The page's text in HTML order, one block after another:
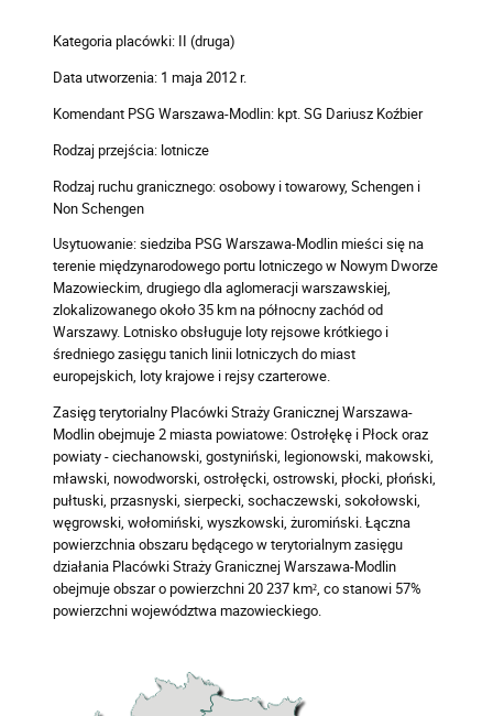
Kategoria placówki: II (druga)
Data utworzenia: 1 maja 2012 r.
Komendant PSG Warszawa-Modlin: kpt. SG Dariusz Koźbier
Rodzaj przejścia: lotnicze
Rodzaj ruchu granicznego: osobowy i towarowy, Schengen i
Non Schengen
Usytuowanie: siedziba PSG Warszawa-Modlin mieści się na
terenie międzynarodowego portu lotniczego w Nowym Dworze
Mazowieckim, drugiego dla aglomeracji warszawskiej,
zlokalizowanego około 35 km na północny zachód od
Warszawy. Lotnisko obsługuje loty rejsowe krótkiego i
średniego zasięgu tanich linii lotniczych do miast
europejskich, loty krajowe i rejsy czarterowe.
Zasięg terytorialny Placówki Straży Granicznej Warszawa-
Modlin obejmuje 2 miasta powiatowe: Ostrołękę i Płock oraz
powiaty - ciechanowski, gostyniński, legionowski, makowski,
mławski, nowodworski, ostrołęcki, ostrowski, płocki, płoński,
pułtuski, przasnyski, sierpecki, sochaczewski, sokołowski,
węgrowski, wołomiński, wyszkowski, żuromiński. Łączna
powierzchnia obszaru będącego w terytorialnym zasięgu
działania Placówki Straży Granicznej Warszawa-Modlin
obejmuje obszar o powierzchni 20 237 km², co stanowi 57%
powierzchni województwa mazowieckiego.